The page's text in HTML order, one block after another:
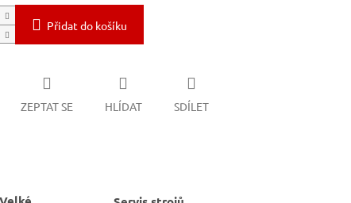
Přidat do košíku
ZEPTAT SE HLÍDAT SDÍLET